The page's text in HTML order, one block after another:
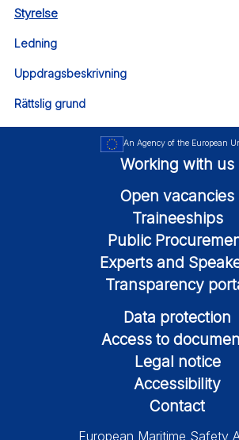
Styrelse
Ledning
Uppdragsbeskrivning
Rättslig grund
An Agency of the European
Working with us
Open vacancies
Traineeships
Public
Experts and
Transparency
Data protection
Access to
Legal notice
Accessibility
Contact
European Maritime Safety